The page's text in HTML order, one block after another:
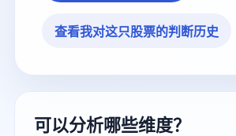
查看我对这只股票的判断历史
可以分析哪些维度？